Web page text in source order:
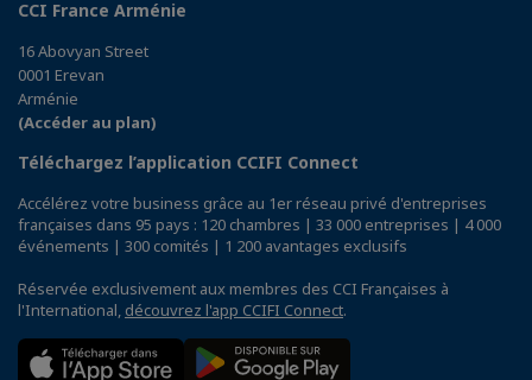
CCI France Arménie
16 Abovyan Street
0001 Erevan
Arménie
(Accéder au plan)
Téléchargez l’application CCIFI Connect
Accélérez votre business grâce au 1er réseau privé d'entreprises
françaises dans 95 pays : 120 chambres | 33 000 entreprises | 4 000
événements | 300 comités | 1 200 avantages exclusifs
Réservée exclusivement aux membres des CCI Françaises à
l'International, découvrez l'app CCIFI Connect.